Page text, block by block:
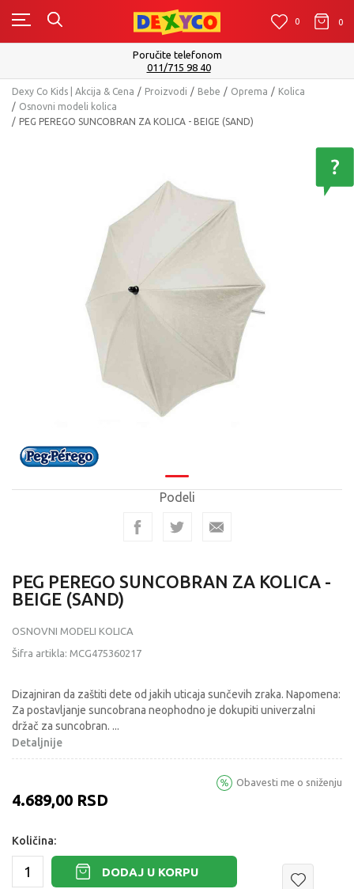
0 0 0
Poručite telefonom
011/715 98 40
Dexy Co Kids | Akcija & Cena Proizvodi Bebe Oprema
Kolica
Osnovni modeli kolica
PEG PEREGO SUNCOBRAN ZA KOLICA - BEIGE (SAND)
Podeli
PEG PEREGO SUNCOBRAN ZA KOLICA -
BEIGE (SAND)
OSNOVNI MODELI KOLICA
Šifra artikla: MCG475360217
Dizajniran da zaštiti dete od jakih uticaja sunčevih zraka. Napomena:
Za postavljanje suncobrana neophodno je dokupiti univerzalni
držač za suncobran. ...
Detaljnije
4.689,00 RSD
Obavesti me o sniženju
Količina:
DODAJ U KORPU